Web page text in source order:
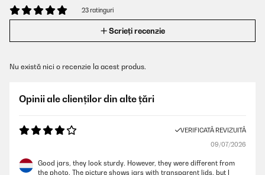
23 ratinguri
Scrieți recenzie
Nu există nici o recenzie la acest produs.
Opinii ale clienților din alte țări
VERIFICATĂ REVIZUITĂ
09/07/2026
Good jars, they look sturdy. However, they were different from
the photo. The picture shows jars with transparent lids, but I